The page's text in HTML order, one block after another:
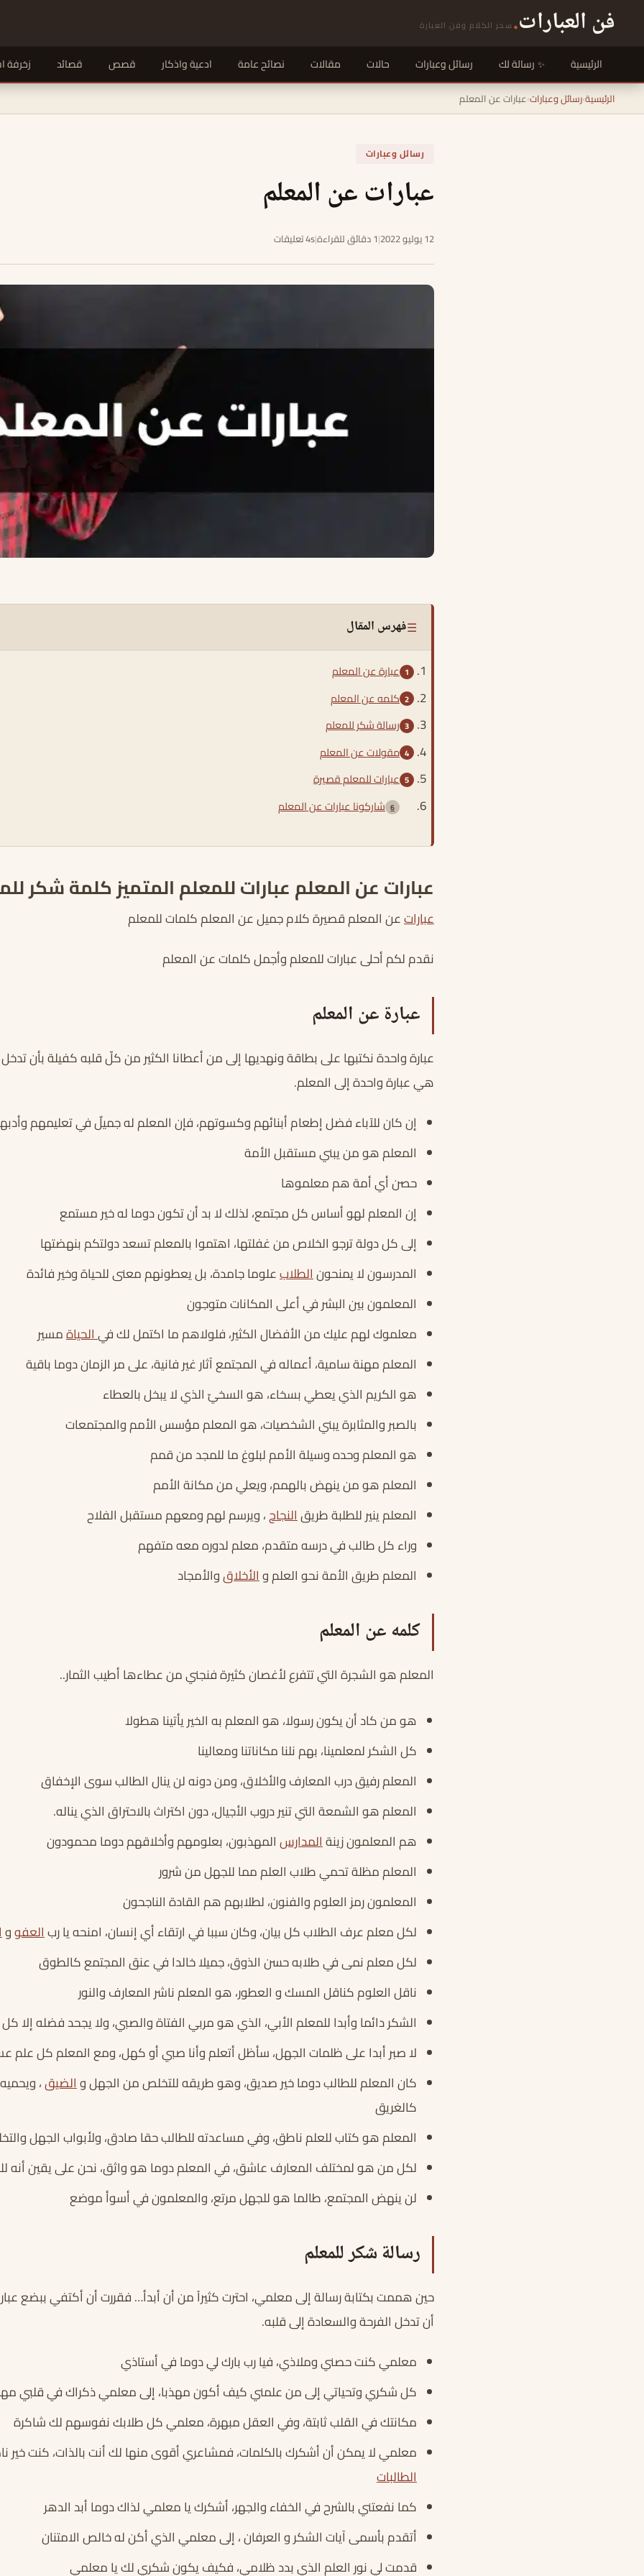
فن العبارات. سحر الكلام وفن العبارة
الرئيسية رسالة لك رسائل وعبارات حالات مقالات نصائح عامة ادعية واذكار قصص قصائد زخرفة
الرئيسية›رسائل وعبارات›عبارات عن المعلم
رسائل وعبارات
عبارات عن المعلم
12 يوليو 2022 |1 دقائق للقراءة |4s تعليقات
☰فهرس المقال
عبارة عن المعلم
كلمه عن المعلم
رسالة شكر للمعلم
مقولات عن المعلم
عبارات للمعلم قصيرة
شاركونا عبارات عن المعلم
عبارات عن المعلم عبارات للمعلم المتميز كلمة شكر
عباراتعن المعلم قصيرة كلام جميل عن المعلم كلمات للمعلم
نقدم لكم أحلى عبارات للمعلم وأجمل كلمات عن المعلم
عبارة عن المعلم
عبارة واحدة نكتبها على بطاقة ونهديها إلى من أعطانا الكثير من كلّ قلبه كفيلة بأن
هي عبارة واحدة إلى المعلم.
إن كان للآباء فضل إطعام أبنائهم وكسوتهم، فإن المعلم له جميلٌ في تعليمهم
المعلم هو من يبني مستقبل الأمة
حصن أي أمة هم معلموها
إن المعلم لهو أساس كل مجتمع، لذلك لا بد أن تكون دوما له خير مستمع
إلى كل دولة ترجو الخلاص من غفلتها، اهتموا بالمعلم تسعد دولتكم بنهضتها
المدرسون لا يمنحونالطلابعلوما جامدة، بل يعطونهم معنى للحياة وخير فائدة
المعلمون بين البشر في أعلى المكانات متوجون
معلموك لهم عليك من الأفضال الكثير، فلولاهم ما اكتمل لك فيالحياةمسير
المعلم مهنة سامية، أعماله في المجتمع آثار غير فانية، على مر الزمان دوما باقية
هو الكريم الذي يعطي بسخاء، هو السخيّ الذي لا يبخل بالعطاء
بالصبر والمثابرة يبني الشخصيات، هو المعلم مؤسس الأمم والمجتمعات
هو المعلم وحده وسيلة الأمم لبلوغ ما للمجد من قمم
المعلم هو من ينهض بالهمم، ويعلي من مكانة الأمم
المعلم ينير للطلبة طريقالنجاح، ويرسم لهم ومعهم مستقبل الفلاح
وراء كل طالب في درسه متقدم، معلم لدوره معه متفهم
المعلم طريق الأمة نحو العلم والأخلاقوالأمجاد
كلمه عن المعلم
المعلم هو الشجرة التي تتفرع لأغصان كثيرة فنجني من عطاءها أطيب الثمار..
هو من كاد أن يكون رسولا، هو المعلم به الخير يأتينا هطولا
كل الشكر لمعلمينا، بهم نلنا مكاناتنا ومعالينا
المعلم رفيق درب المعارف والأخلاق، ومن دونه لن ينال الطالب سوى الإخفاق
المعلم هو الشمعة التي تنير دروب الأجيال، دون اكتراث بالاحتراق الذي يناله.
هم المعلمون زينةالمدارسالمهذبون، بعلومهم وأخلاقهم دوما محمودون
المعلم مظلة تحمي طلاب العلم مما للجهل من شرور
المعلمون رمز العلوم والفنون، لطلابهم هم القادة الناجحون
لكل معلم عرف الطلاب كل بيان، وكان سببا في ارتقاء أي إنسان، امنحه يا ربالعفوو
لكل معلم نمى في طلابه حسن الذوق، جميلا خالدا في عنق المجتمع كالطوق
ناقل العلوم كناقل المسك و العطور، هو المعلم ناشر المعارف والنور
الشكر دائما وأبدا للمعلم الأبي، الذي هو مربي الفتاة والصبي، ولا يجحد فضله إلا
لا صبر أبدا على ظلمات الجهل، سأظل أتعلم وأنا صبي أو كهل، ومع المعلم كل علم
كان المعلم للطالب دوما خير صديق، وهو طريقه للتخلص من الجهل والضيق،
كالغريق
المعلم هو كتاب للعلم ناطق، وفي مساعدته للطالب حقا صادق، ولأبواب الجهل
لكل من هو لمختلف المعارف عاشق، في المعلم دوما هو واثق، نحن على يقين أنه
لن ينهض المجتمع، طالما هو للجهل مرتع، والمعلمون في أسوأ موضع
رسالة شكر للمعلم
حين هممت بكتابة رسالة إلى معلمي، احترت كثيراً من أن أبدأ… فقررت أن أكتفي ببضع
أن تدخل الفرحة والسعادة إلى قلبه.
معلمي كنت حصني وملاذي، فيا رب بارك لي دوما في أستاذي
كل شكري وتحياتي إلى من علمني كيف أكون مهذبا، إلى معلمي ذكراك في قلبي
مكانتك في القلب ثابتة، وفي العقل مبهرة، معلمي كل طلابك نفوسهم لك شاكرة
معلمي لا يمكن أن أشكرك بالكلمات، فمشاعري أقوى منها لك أنت بالذات، كنت خير
الطالبات
كما نفعتني بالشرح في الخفاء والجهر، أشكرك يا معلمي لذاك دوما أبد الدهر
أتقدم بأسمى آيات الشكر و العرفان ، إلى معلمي الذي أكن له خالص الامتنان
قدمت لي نور العلم الذي بدد ظلامي، فكيف يكون شكري لك يا معلمي